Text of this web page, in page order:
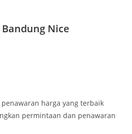
Nice
harga yang terbaik
permintaan dan penawaran